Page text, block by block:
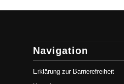
Navigation
Erklärung zur Barrierefreiheit